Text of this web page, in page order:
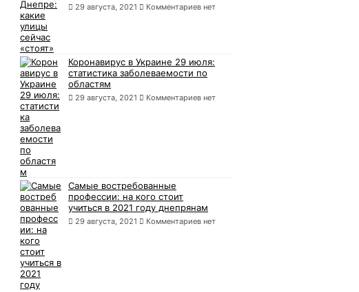
29 августа, 2021 Комментариев нет
Коронавирус в Украине 29 июля:
статистика заболеваемости по
областям
29 августа, 2021 Комментариев нет
Самые востребованные
профессии: на кого стоит
учиться в 2021 году днепрянам
29 августа, 2021 Комментариев нет